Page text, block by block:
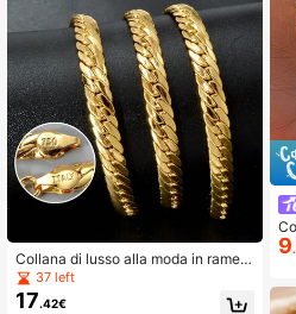
Collana di lusso alla moda in rame p
laccato in oro 750 18k dell'Italia per
l'uso quotidiano delle donne
37 left
17.42€
9